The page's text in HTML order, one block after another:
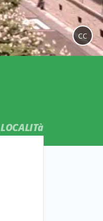
LOCALITà
CC